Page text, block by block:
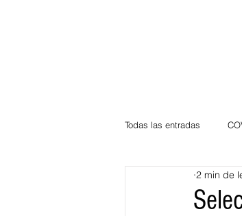
Todas las entradas
2 min de